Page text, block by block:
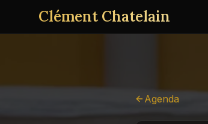
Clément Chatelain
Agenda